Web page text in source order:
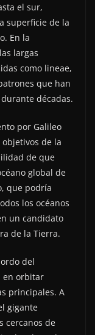
el sur,
superficie de la
En la
largas
como lineae,
que han
décadas.
por Galileo
de la
de que
global de
que podría
los océanos
un candidato
de la Tierra.
del
en orbitar
principales. A
gigante
cercanos de